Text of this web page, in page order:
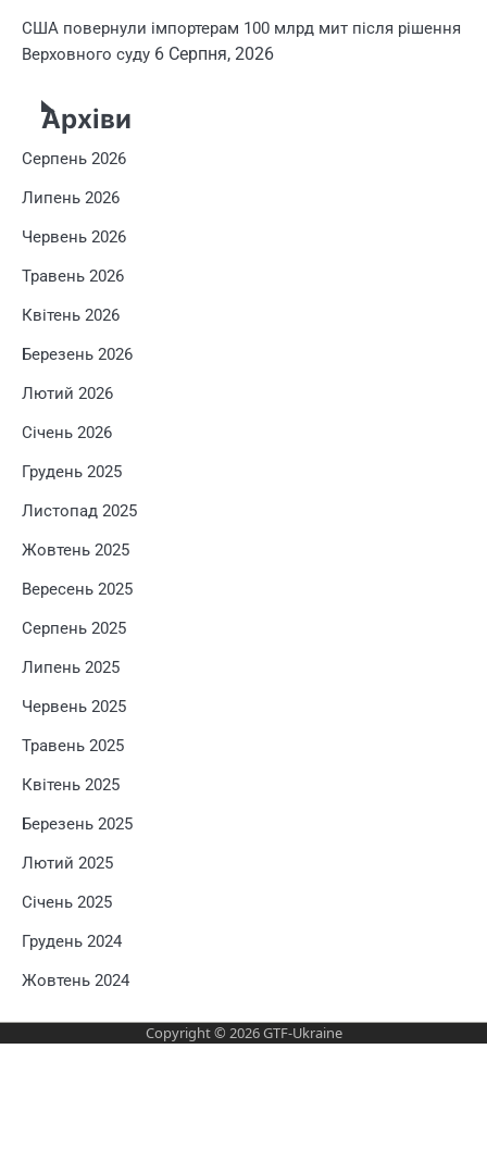
США повернули імпортерам 100 млрд мит після рішення
Верховного суду 6 Серпня, 2026
Архіви
Серпень 2026
Липень 2026
Червень 2026
Травень 2026
Квітень 2026
Березень 2026
Лютий 2026
Січень 2026
Грудень 2025
Листопад 2025
Жовтень 2025
Вересень 2025
Серпень 2025
Липень 2025
Червень 2025
Травень 2025
Квітень 2025
Березень 2025
Лютий 2025
Січень 2025
Грудень 2024
Жовтень 2024
Copyright © 2026GTF-Ukraine